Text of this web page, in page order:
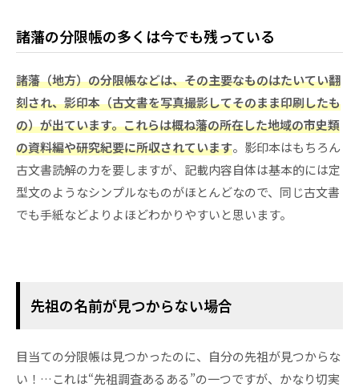
諸藩の分限帳の多くは今でも残っている
諸藩（地方）の分限帳などは、その主要なものはたいてい翻
刻され、影印本（古文書を写真撮影してそのまま印刷したも
の）が出ています。これらは概ね藩の所在した地域の市史類
の資料編や研究紀要に所収されています。影印本はもちろん
古文書読解の力を要しますが、記載内容自体は基本的には定
型文のようなシンプルなものがほとんどなので、同じ古文書
でも手紙などよりよほどわかりやすいと思います。
先祖の名前が見つからない場合
目当ての分限帳は見つかったのに、自分の先祖が見つからな
い！…これは“先祖調査あるある”の一つですが、かなり切実